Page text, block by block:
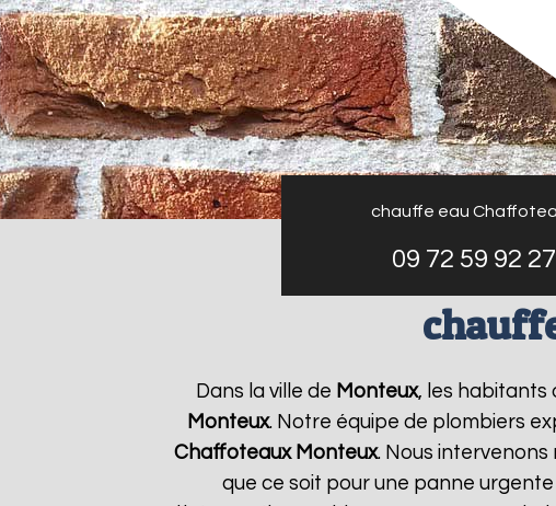
chauffe eau
09 72 59 92 27
Dans la ville de Monteux, les habitants
Monteux. Notre équipe de plombiers
Chaffoteaux Monteux. Nous
que ce soit pour une panne